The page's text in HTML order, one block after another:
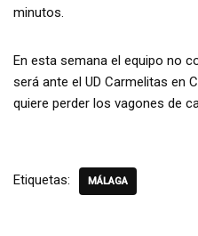
minutos.
En esta semana el equipo no
será ante el UD Carmelitas en
quiere perder los vagones de
Etiquetas: MÁLAGA